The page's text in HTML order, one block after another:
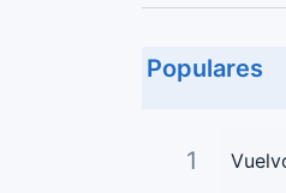
Populares
1